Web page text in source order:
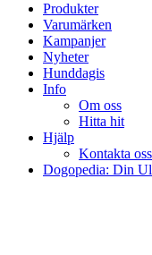
Produkter
Varumärken
Kampanjer
Nyheter
Hunddagis
Info
Om oss
Hitta hit
Hjälp
Kontakta oss
Dogopedia: Din